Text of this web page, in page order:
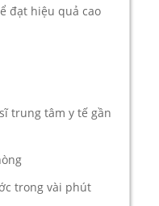
đạt hiệu quả cao
trung tâm y tế gần
trong vài phút